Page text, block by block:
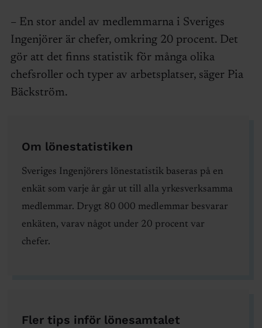
– En stor andel av medlemmarna i Sveriges
Ingenjörer är chefer, omkring 20 procent. Det
gör att det finns statistik för många olika
chefsroller och typer av arbetsplatser, säger Pia
Bäckström.
Om lönestatistiken
Sveriges Ingenjörers lönestatistik baseras på en
enkät som varje år går ut till alla yrkesverksamma
medlemmar. Drygt 80 000 medlemmar besvarar
enkäten, varav något under 20 procent var
chefer.
Fler tips inför lönesamtalet